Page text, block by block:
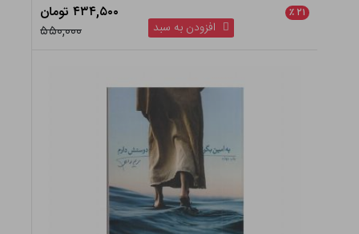
۲۱ ٪
۴۳۴,۵۰۰ تومان
۵۵۰,۰۰۰
افزودن به سبد